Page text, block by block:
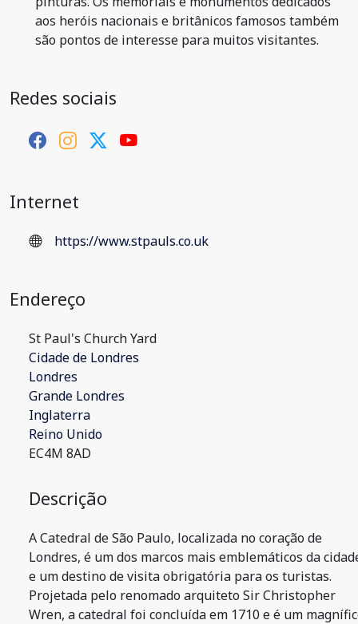
aos heróis nacionais e britânicos famosos também
são pontos de interesse para muitos visitantes.
Redes sociais
Internet
https://www.stpauls.co.uk
Endereço
St Paul's Church Yard
Cidade de Londres
Londres
Grande Londres
Inglaterra
Reino Unido
EC4M 8AD
Descrição
A Catedral de São Paulo, localizada no coração de
Londres, é um dos marcos mais emblemáticos da
e um destino de visita obrigatória para os turistas.
Projetada pelo renomado arquiteto Sir Christopher
Wren, a catedral foi concluída em 1710 e é um